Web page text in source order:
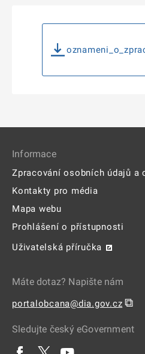
Informace
Zpracování osobních údajů a
Kontakty pro média
Mapa webu
Prohlášení o přístupnosti
Uživatelská příručka
Máte dotaz? Napište nám
portalobcana@dia.gov.cz ⧉
Sledujte český eGovernment